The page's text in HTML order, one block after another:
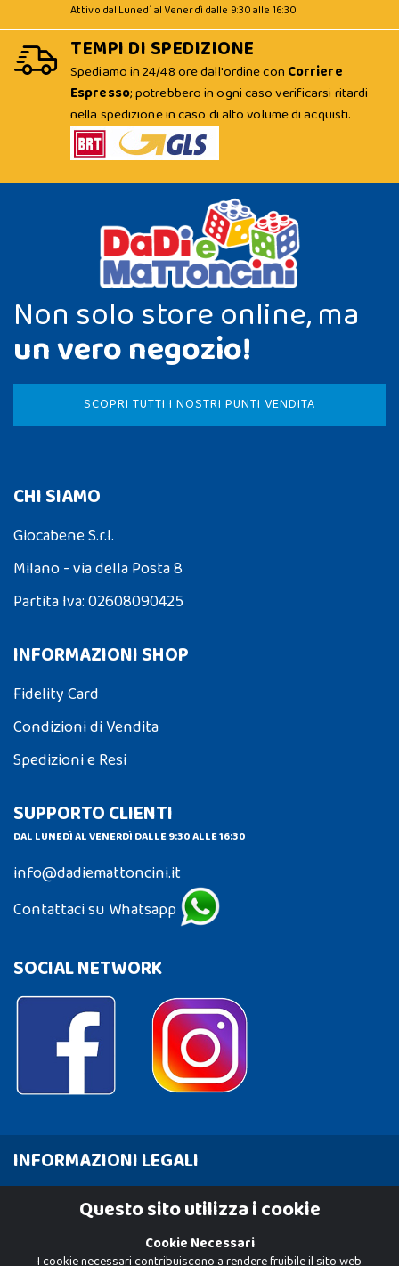
Attivo dal Lunedì al Venerdì dalle 9:30 alle 16:30
TEMPI DI SPEDIZIONE
Spediamo in 24/48 ore dall'ordine con Corriere
Espresso; potrebbero in ogni caso verificarsi ritardi
nella spedizione in caso di alto volume di acquisti.
Non solo store online, ma
un vero negozio!
SCOPRI TUTTI I NOSTRI PUNTI VENDITA
CHI SIAMO
Giocabene S.r.l.
Milano - via della Posta 8
Partita Iva: 02608090425
INFORMAZIONI SHOP
Fidelity Card
Condizioni di Vendita
Spedizioni e Resi
SUPPORTO CLIENTI
DAL LUNEDÌ AL VENERDÌ DALLE 9:30 ALLE 16:30
info@dadiemattoncini.it
Contattaci su Whatsapp
SOCIAL NETWORK
INFORMAZIONI LEGALI
Cookie PolicyQuesto sito utilizza i cookie
Cookie Necessari
I cookie necessari contribuiscono a rendere fruibile il sito web